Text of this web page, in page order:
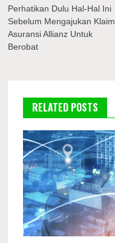
pos
Perhatikan Dulu Hal-Hal Ini
Sebelum Mengajukan Klaim
Asuransi Allianz Untuk
Berobat
RELATED POSTS